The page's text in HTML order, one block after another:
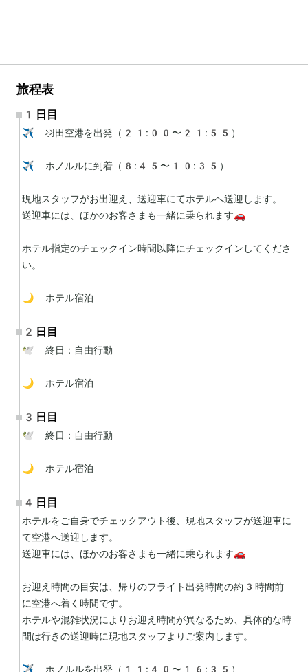
旅程表
1日目
✈️ 羽田空港を出発（21:00〜21:55）
✈️ ホノルルに到着（8:45〜10:35）
現地スタッフがお出迎え、送迎車にてホテルへ送迎します。
送迎車には、ほかのお客さまも一緒に乗られます🚗
ホテル指定のチェックイン時間以降にチェックインしてくださ
い。
🌙 ホテル宿泊
2日目
🕊 終日：自由行動
🌙 ホテル宿泊
3日目
🕊 終日：自由行動
🌙 ホテル宿泊
4日目
ホテルをご自身でチェックアウト後、現地スタッフが送迎車に
て空港へ送迎します。
送迎車には、ほかのお客さまも一緒に乗られます🚗
お迎え時間の目安は、帰りのフライト出発時間の約3時間前
に空港へ着く時間です。
ホテルや混雑状況によりお迎え時間が異なるため、具体的な時
間は行きの送迎時に現地スタッフよりご案内します。
✈️ ホノルルを出発（11:40〜16:35）